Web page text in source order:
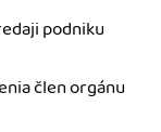
podniku
člen orgánu